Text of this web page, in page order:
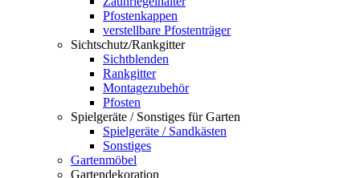
Pfostenkappen
verstellbare Pfostenträger
Sichtschutz/Rankgitter
Sichtblenden
Rankgitter
Montagezubehör
Pfosten
Spielgeräte / Sonstiges für Garten
Spielgeräte / Sandkästen
Sonstiges
Gartenmöbel
Gartendekoration